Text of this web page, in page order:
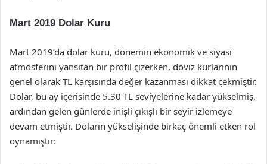
Mart 2019 Dolar Kuru
Mart 2019’da dolar kuru, dönemin ekonomik ve siyasi
atmosferini yansıtan bir profil çizerken, döviz kurlarının
genel olarak TL karşısında değer kazanması dikkat çekmiştir.
Dolar, bu ay içerisinde 5.30 TL seviyelerine kadar yükselmiş,
ardından gelen günlerde inişli çıkışlı bir seyir izlemeye
devam etmiştir. Doların yükselişinde birkaç önemli etken rol
oynamıştır: